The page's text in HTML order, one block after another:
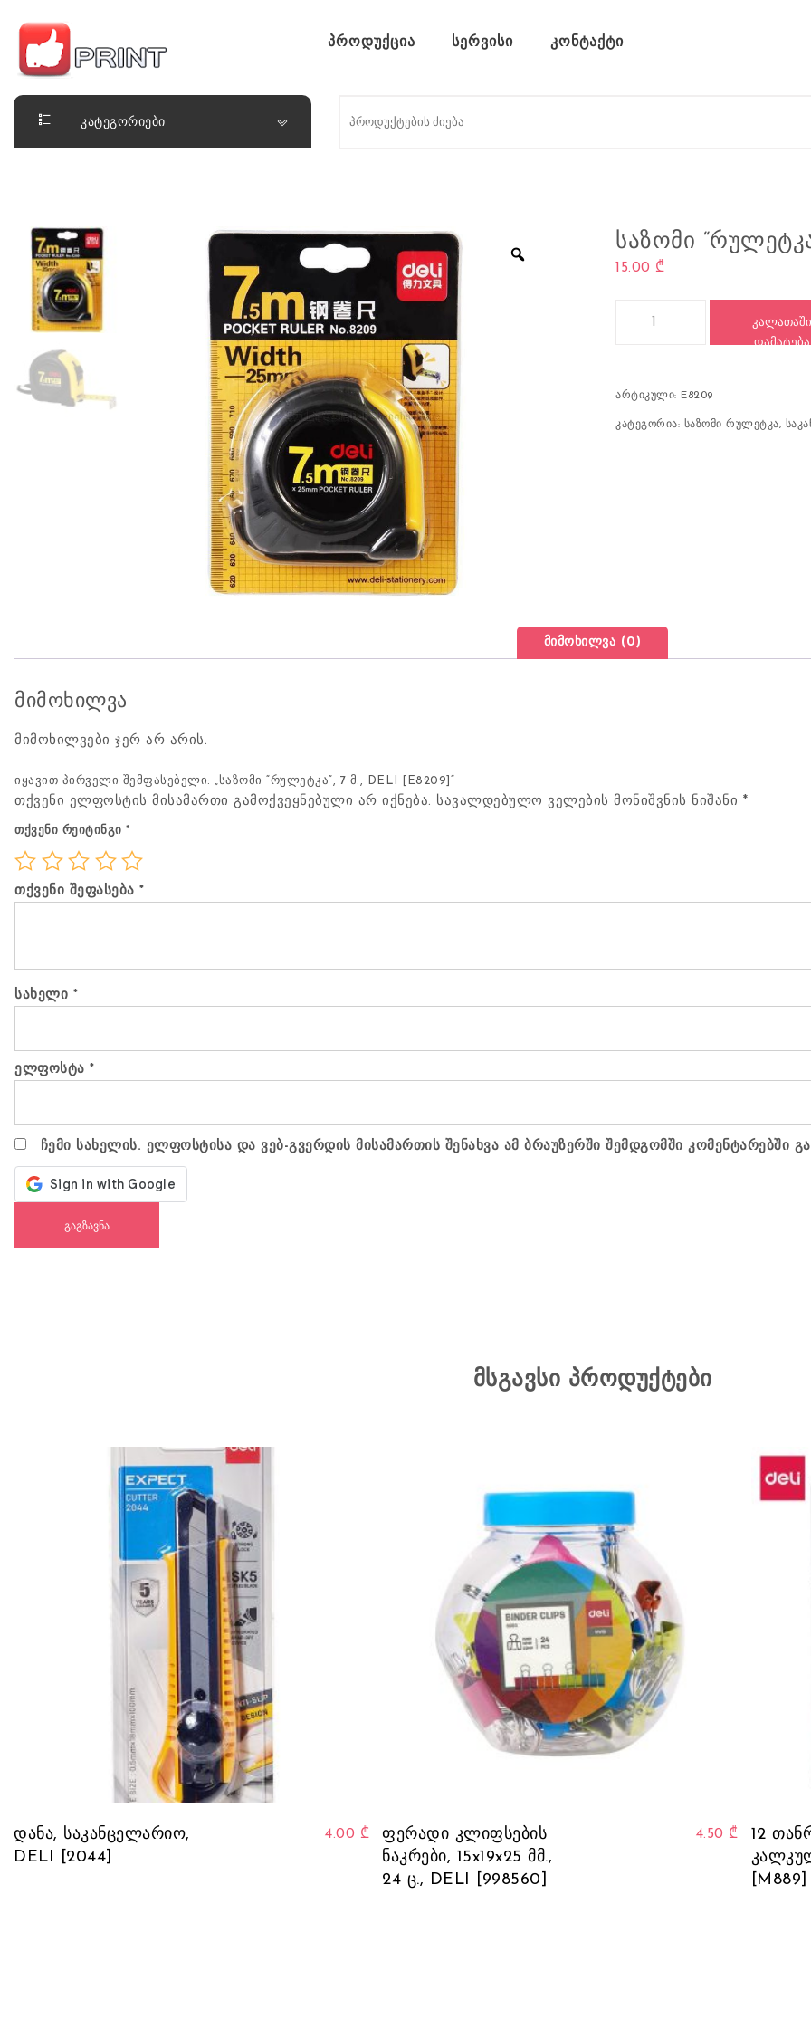
Skip to content
ლაიქ ფრინთ
პროდუქცია სერვისი კონტაქტი
კატეგორიები
ᲡᲐᲖᲝᲛᲘ
15.00 ₾
ᲙᲐᲚᲐᲗᲐᲨᲘ
ᲓᲐᲛᲐᲢᲔᲑᲐ
არტიკული: E8209
კატეგორია: საზომი რულეტკა,
მიმოხილვა (0)
მიმოხილვა
მიმოხილვები ჯერ არ არის.
იყავით პირველი შემფასებელი: „საზომი “რულეტკა”, 7 მ., DELI [E8209]“
თქვენი ელფოსტის მისამართი გამოქვეყნებული არ იქნება. სავალდებულო ველების მონიშვნის ნიშანი *
თქვენი რეიტინგი *
თქვენი შეფასება *
სახელი *
ელფოსტა *
ჩემი სახელის. ელფოსტისა და ვებ-გვერდის მისამართის შენახვა ამ ბრაუზერში შემდგომში კომენტარებში
მსგავსი პროდუქტები
დანა, საკანცელარიო,
DELI [2044]
4.00 ₾
ფერადი კლიფსების
ნაკრები, 15x19x25 მმ.,
24 ც., DELI [998560]
4.50 ₾
12
[M889]